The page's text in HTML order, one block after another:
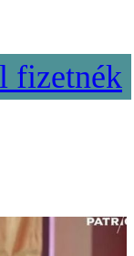
fizetnék